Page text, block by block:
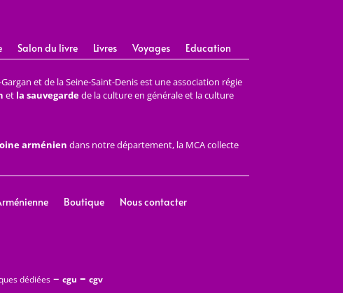
Salon du livre Livres Voyages Education
et de la Seine-Saint-Denis est une association régie
et la sauvegardede la culture en générale et la culture
arménien dans notre département, la MCA collecte
Boutique Nous contacter
dédiées– cgu – cgv